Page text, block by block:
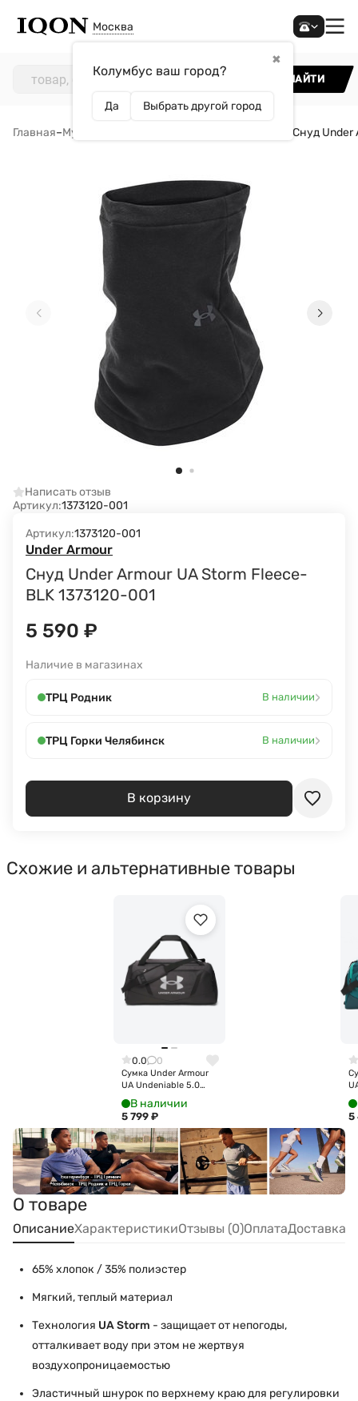
Москва
✖
Колумбус ваш город?
Да Выбрать другой город
НАЙТИ
Главная–Мужчинам Снуд Under
Написать отзыв
Артикул:1373120-001
Артикул:1373120-001
Under Armour
Снуд Under Armour UA Storm Fleece-
BLK 1373120-001
5 590 ₽
Наличие в магазинах
ТРЦ Родник В наличии›
ТРЦ Горки Челябинск В наличии›
В корзину
Схожие и альтернативные товары
0.0 0
Сумка Under Armour
UA Undeniable 5.0
Duffle MD 1369223-011
В наличии
5 799 ₽ 5
О товаре
ОписаниеХарактеристикиОтзывы (0)ОплатаДоставка
65% хлопок / 35% полиэстер
Мягкий, теплый материал
Технология UAStorm - защищает от непогоды,
отталкивает воду при этом не жертвуя
воздухопроницаемостью
Эластичный шнурок по верхнему краю для регулировки